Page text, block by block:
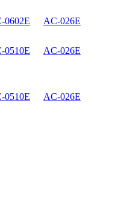
0602E AC-026E
0510E AC-026E
0510E AC-026E